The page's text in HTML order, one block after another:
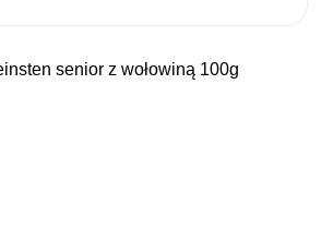
senior z wołowiną 100g